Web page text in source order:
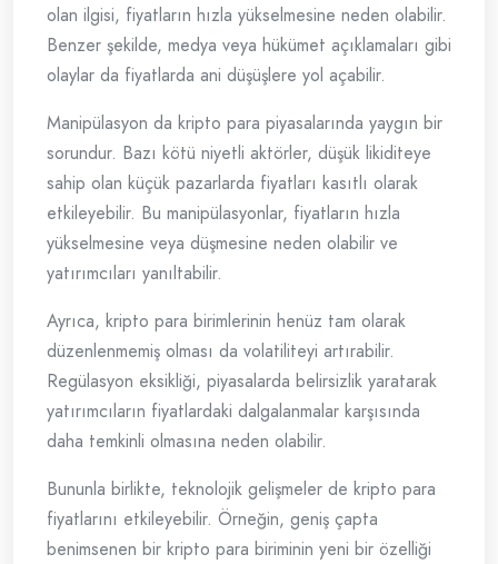
olan ilgisi, fiyatların hızla yükselmesine neden olabilir.
Benzer şekilde, medya veya hükümet açıklamaları gibi
olaylar da fiyatlarda ani düşüşlere yol açabilir.
Manipülasyon da kripto para piyasalarında yaygın bir
sorundur. Bazı kötü niyetli aktörler, düşük likiditeye
sahip olan küçük pazarlarda fiyatları kasıtlı olarak
etkileyebilir. Bu manipülasyonlar, fiyatların hızla
yükselmesine veya düşmesine neden olabilir ve
yatırımcıları yanıltabilir.
Ayrıca, kripto para birimlerinin henüz tam olarak
düzenlenmemiş olması da volatiliteyi artırabilir.
Regülasyon eksikliği, piyasalarda belirsizlik yaratarak
yatırımcıların fiyatlardaki dalgalanmalar karşısında
daha temkinli olmasına neden olabilir.
Bununla birlikte, teknolojik gelişmeler de kripto para
fiyatlarını etkileyebilir. Örneğin, geniş çapta
benimsenen bir kripto para biriminin yeni bir özelliği